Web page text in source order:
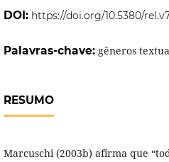
DOI: https://doi.org/10.5380/
Palavras-chave: gêneros
RESUMO
Marcuschi (2003b) afirma que